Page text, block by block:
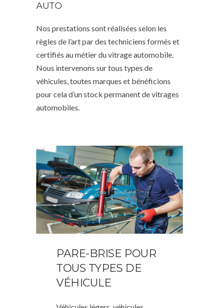
AUTO
Nos prestations sont réalisées selon les
règles de l’art par des techniciens formés et
certifiés au métier du vitrage automobile.
Nous intervenons sur tous types de
véhicules, toutes marques et bénéficions
pour cela d’un stock permanent de vitrages
automobiles.
PARE-BRISE POUR
TOUS TYPES DE
VÉHICULE